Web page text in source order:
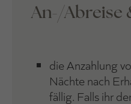
An-/Abreise
die Anzahlung
Nächte nach
fällig. Falls ihr